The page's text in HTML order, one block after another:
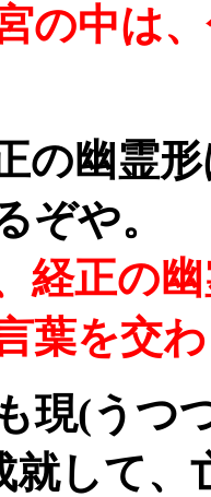
の中は
の幽霊
ぞや。
経正の
葉を交
現(うつ
就して、